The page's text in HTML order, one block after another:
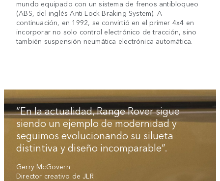
mundo equipado con un sistema de frenos antibloqueo
(ABS, del inglés Anti-Lock Braking System). A
continuación, en 1992, se convirtió en el primer 4x4 en
incorporar no solo control electrónico de tracción, sino
también suspensión neumática electrónica automática.
“En la actualidad, Range Rover sigue
siendo un ejemplo de modernidad y
seguimos evolucionando su silueta
distintiva y diseño incomparable”.
Gerry McGovern
Director creativo de JLR